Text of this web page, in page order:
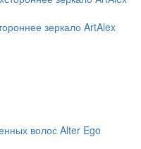
зеркало ArtAlex